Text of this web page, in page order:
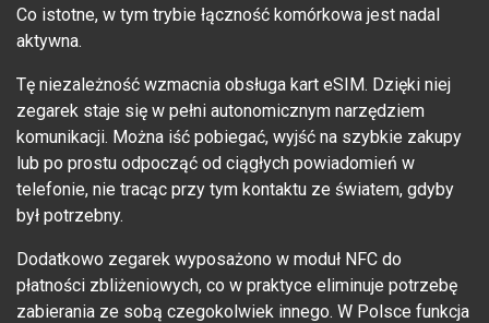
Co istotne, w tym trybie łączność komórkowa jest nadal
aktywna.
Tę niezależność wzmacnia obsługa kart eSIM. Dzięki niej
zegarek staje się w pełni autonomicznym narzędziem
komunikacji. Można iść pobiegać, wyjść na szybkie zakupy
lub po prostu odpocząć od ciągłych powiadomień w
telefonie, nie tracąc przy tym kontaktu ze światem, gdyby
był potrzebny.
Dodatkowo zegarek wyposażono w moduł NFC do
płatności zbliżeniowych, co w praktyce eliminuje potrzebę
zabierania ze sobą czegokolwiek innego. W Polsce funkcja